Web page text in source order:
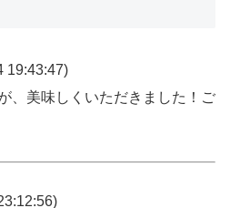
19:43:47)
、美味しくいただきました！ご